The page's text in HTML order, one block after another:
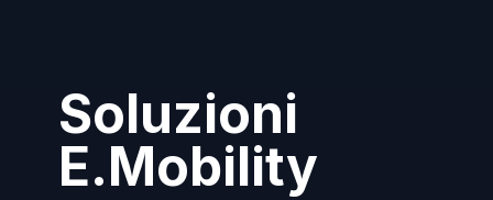
Soluzioni
E.Mobility